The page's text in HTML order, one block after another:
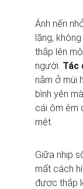
Ánh nến
lặng,
thắp lên
người. Tác
nằm ở mùi
bình yên
cái ôm êm
mệt.
Giữa nhịp
mất cách
được thắp